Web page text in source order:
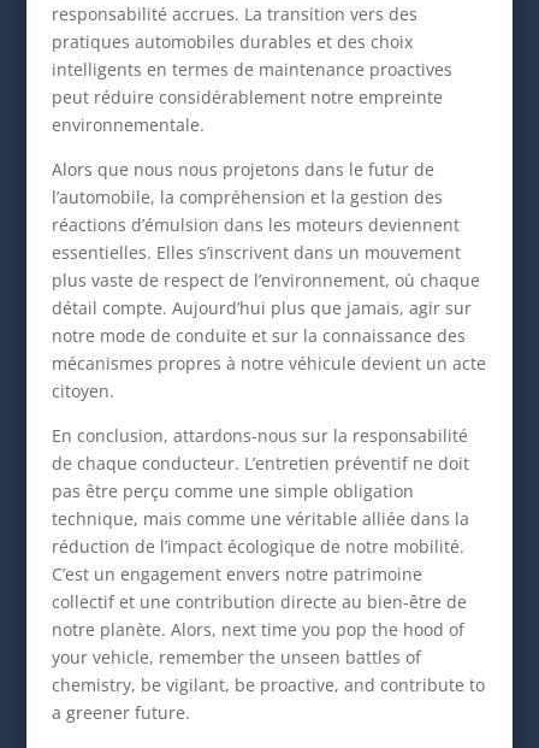
responsabilité accrues. La transition vers des
pratiques automobiles durables et des choix
intelligents en termes de maintenance proactives
peut réduire considérablement notre empreinte
environnementale.
Alors que nous nous projetons dans le futur de
l’automobile, la compréhension et la gestion des
réactions d’émulsion dans les moteurs deviennent
essentielles. Elles s’inscrivent dans un mouvement
plus vaste de respect de l’environnement, où chaque
détail compte. Aujourd’hui plus que jamais, agir sur
notre mode de conduite et sur la connaissance des
mécanismes propres à notre véhicule devient un acte
citoyen.
En conclusion, attardons-nous sur la responsabilité
de chaque conducteur. L’entretien préventif ne doit
pas être perçu comme une simple obligation
technique, mais comme une véritable alliée dans la
réduction de l’impact écologique de notre mobilité.
C’est un engagement envers notre patrimoine
collectif et une contribution directe au bien-être de
notre planète. Alors, next time you pop the hood of
your vehicle, remember the unseen battles of
chemistry, be vigilant, be proactive, and contribute to
a greener future.